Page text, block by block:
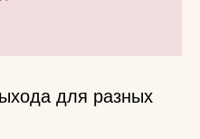
для разных